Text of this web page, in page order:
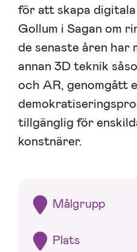
för att skapa
Gollum i Sagan om
de senaste åren har
annan 3D teknik
och AR, genomgått
tillgänglig för
konstnärer.
Målgrupp
Plats